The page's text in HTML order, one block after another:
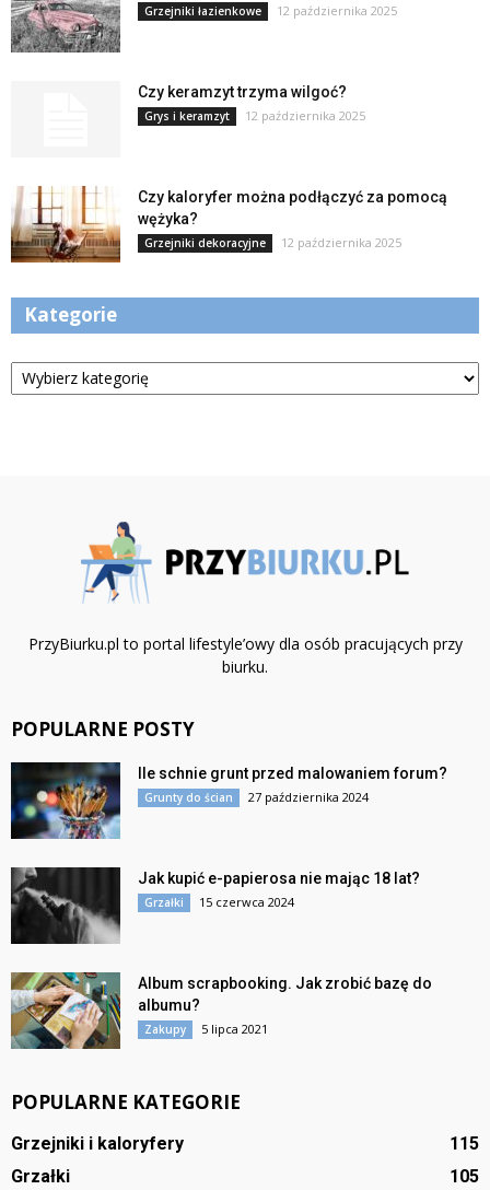
Grzejniki łazienkowe 12 października 2025
Czy keramzyt trzyma wilgoć?
Grys i keramzyt 12 października 2025
Czy kaloryfer można podłączyć za pomocą
wężyka?
Grzejniki dekoracyjne 12 października 2025
Kategorie
Kategorie
PrzyBiurku.pl to portal lifestyle’owy dla osób pracujących przy
biurku.
POPULARNE POSTY
Ile schnie grunt przed malowaniem forum?
Grunty do ścian 27 października 2024
Jak kupić e-papierosa nie mając 18 lat?
Grzałki 15 czerwca 2024
Album scrapbooking. Jak zrobić bazę do
albumu?
Zakupy 5 lipca 2021
POPULARNE KATEGORIE
Grzejniki i kaloryfery
115
Grzałki
105